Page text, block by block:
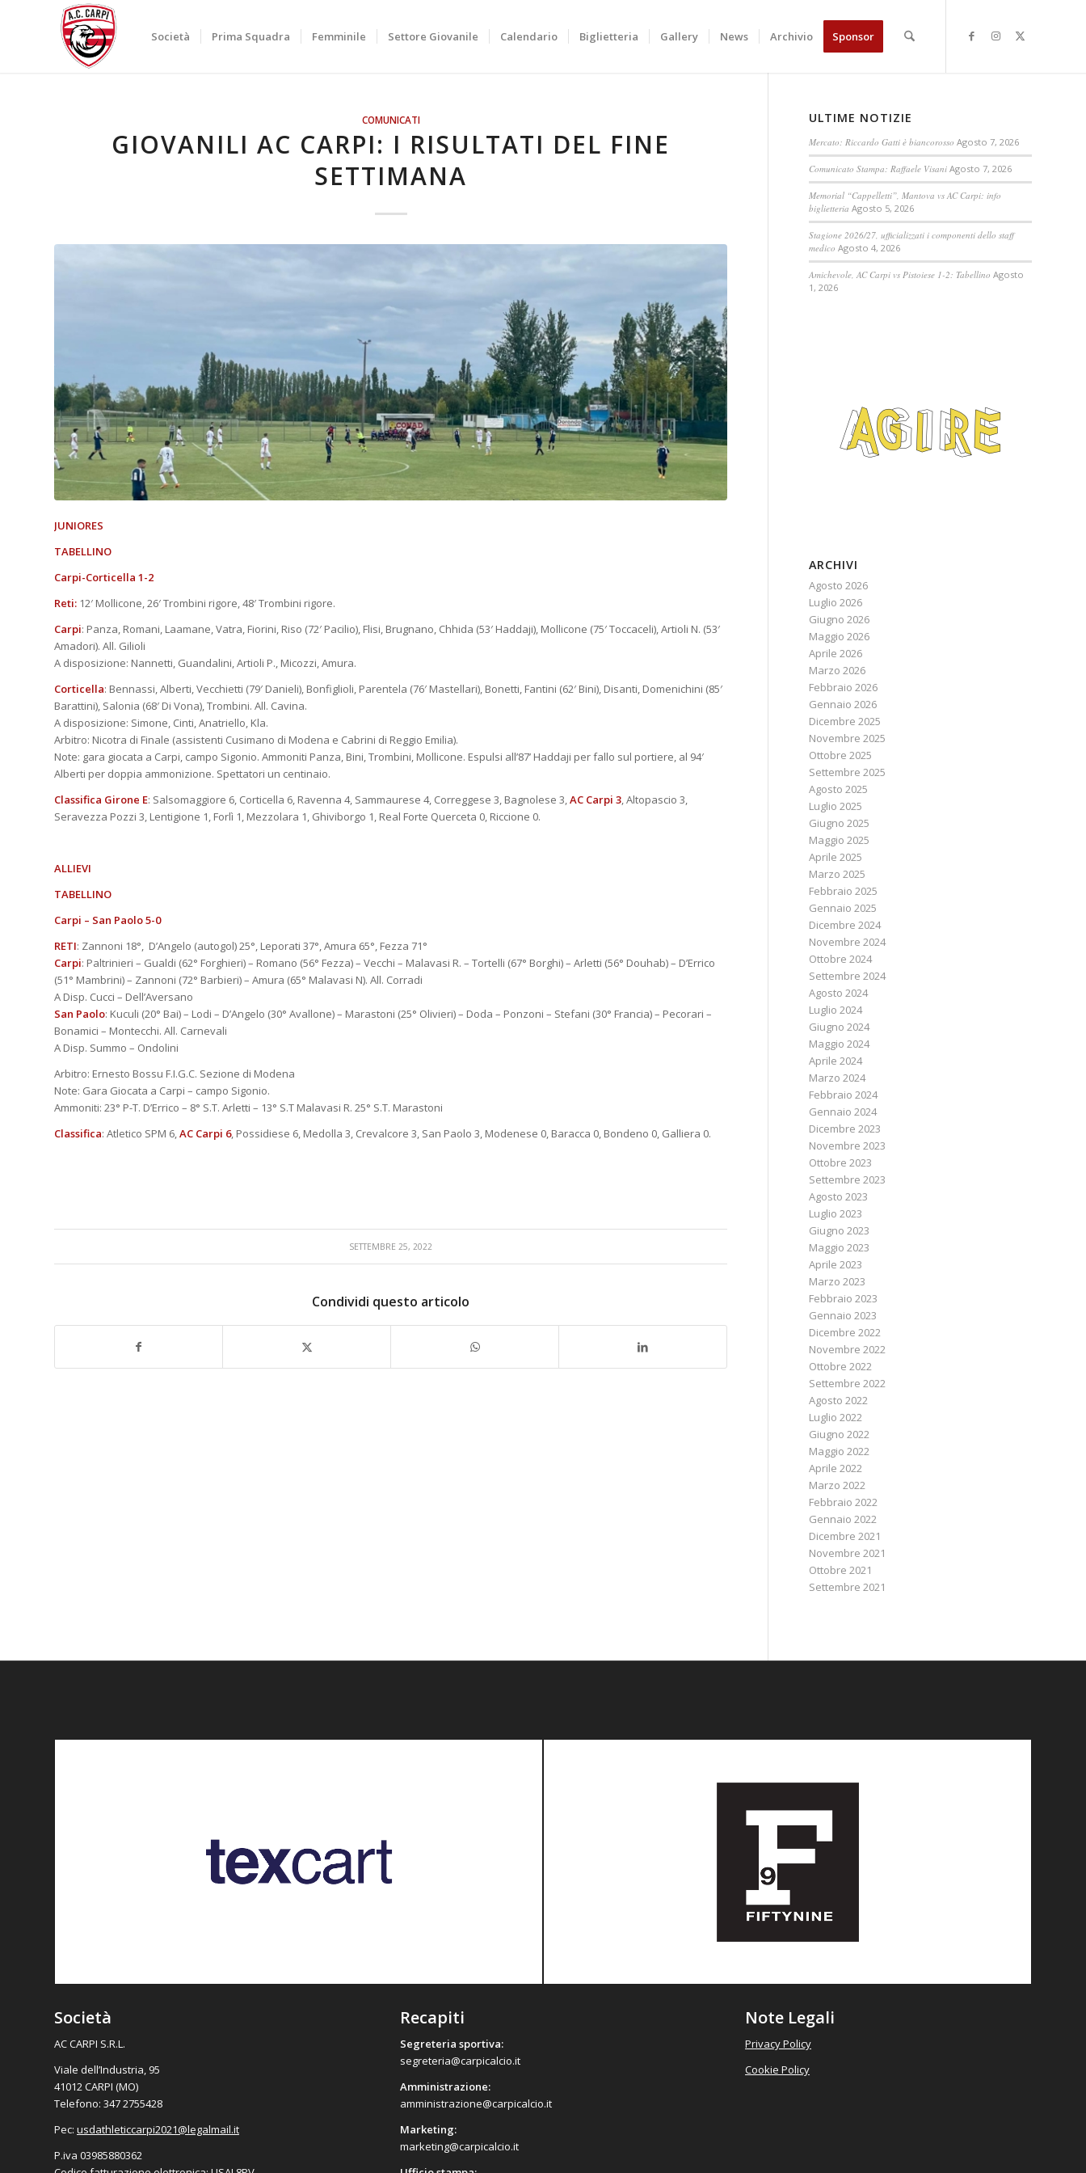
Società Prima Squadra Femminile Settore Giovanile Calendario Biglietteria Gallery News Archivio Sponsor
COMUNICATI
GIOVANILI AC CARPI: I RISULTATI DEL FINE
SETTIMANA
JUNIORES
TABELLINO
Carpi-Corticella 1-2
Reti: 12′ Mollicone, 26′ Trombini rigore, 48′ Trombini rigore.
Carpi: Panza, Romani, Laamane, Vatra, Fiorini, Riso (72′ Pacilio), Flisi, Brugnano, Chhida (53′ Haddaji), Mollicone (75′ Toccaceli), Artioli N. (53′
Amadori). All. Gilioli
A disposizione: Nannetti, Guandalini, Artioli P., Micozzi, Amura.
Corticella: Bennassi, Alberti, Vecchietti (79′ Danieli), Bonfiglioli, Parentela (76′ Mastellari), Bonetti, Fantini (62′ Bini), Disanti, Domenichini (85′
Barattini), Salonia (68′ Di Vona), Trombini. All. Cavina.
A disposizione: Simone, Cinti, Anatriello, Kla.
Arbitro: Nicotra di Finale (assistenti Cusimano di Modena e Cabrini di Reggio Emilia).
Note: gara giocata a Carpi, campo Sigonio. Ammoniti Panza, Bini, Trombini, Mollicone. Espulsi all’87’ Haddaji per fallo sul portiere, al 94′
Alberti per doppia ammonizione. Spettatori un centinaio.
Classifica Girone E: Salsomaggiore 6, Corticella 6, Ravenna 4, Sammaurese 4, Correggese 3, Bagnolese 3,AC Carpi 3, Altopascio 3,
Seravezza Pozzi 3, Lentigione 1, Forlì 1, Mezzolara 1, Ghiviborgo 1, Real Forte Querceta 0, Riccione 0.
ALLIEVI
TABELLINO
Carpi – San Paolo 5-0
RETI: Zannoni 18°, D’Angelo (autogol) 25°, Leporati 37°, Amura 65°, Fezza 71°
Carpi: Paltrinieri – Gualdi (62° Forghieri) – Romano (56° Fezza) – Vecchi – Malavasi R. – Tortelli (67° Borghi) – Arletti (56° Douhab) – D’Errico
(51° Mambrini) – Zannoni (72° Barbieri) – Amura (65° Malavasi N). All. Corradi
A Disp. Cucci – Dell’Aversano
San Paolo: Kuculi (20° Bai) – Lodi – D’Angelo (30° Avallone) – Marastoni (25° Olivieri) – Doda – Ponzoni – Stefani (30° Francia) – Pecorari –
Bonamici – Montecchi. All. Carnevali
A Disp. Summo – Ondolini
Arbitro: Ernesto Bossu F.I.G.C. Sezione di Modena
Note: Gara Giocata a Carpi – campo Sigonio.
Ammoniti: 23° P-T. D’Errico – 8° S.T. Arletti – 13° S.T Malavasi R. 25° S.T. Marastoni
Classifica: Atletico SPM 6,AC Carpi 6, Possidiese 6, Medolla 3, Crevalcore 3, San Paolo 3, Modenese 0, Baracca 0, Bondeno 0, Galliera 0.
SETTEMBRE 25, 2022
Condividi questo articolo
ULTIME NOTIZIE
Mercato: Riccardo Gatti è biancorosso Agosto 7, 2026
Comunicato Stampa: Raffaele Visani Agosto 7, 2026
Memorial “Cappelletti”, Mantova vs AC Carpi: info
biglietteria Agosto 5, 2026
Stagione 2026/27, ufficializzati i componenti dello staff
medico Agosto 4, 2026
Amichevole, AC Carpi vs Pistoiese 1-2: Tabellino Agosto
1, 2026
ARCHIVI
Agosto 2026
Luglio 2026
Giugno 2026
Maggio 2026
Aprile 2026
Marzo 2026
Febbraio 2026
Gennaio 2026
Dicembre 2025
Novembre 2025
Ottobre 2025
Settembre 2025
Agosto 2025
Luglio 2025
Giugno 2025
Maggio 2025
Aprile 2025
Marzo 2025
Febbraio 2025
Gennaio 2025
Dicembre 2024
Novembre 2024
Ottobre 2024
Settembre 2024
Agosto 2024
Luglio 2024
Giugno 2024
Maggio 2024
Aprile 2024
Marzo 2024
Febbraio 2024
Gennaio 2024
Dicembre 2023
Novembre 2023
Ottobre 2023
Settembre 2023
Agosto 2023
Luglio 2023
Giugno 2023
Maggio 2023
Aprile 2023
Marzo 2023
Febbraio 2023
Gennaio 2023
Dicembre 2022
Novembre 2022
Ottobre 2022
Settembre 2022
Agosto 2022
Luglio 2022
Giugno 2022
Maggio 2022
Aprile 2022
Marzo 2022
Febbraio 2022
Gennaio 2022
Dicembre 2021
Novembre 2021
Ottobre 2021
Settembre 2021
Società
AC CARPI S.R.L.
Viale dell’Industria, 95
41012 CARPI (MO)
Telefono: 347 2755428
Pec: usdathleticcarpi2021@legalmail.it
P.iva 03985880362
Recapiti
Segreteria sportiva:
segreteria@carpicalcio.it
Amministrazione:
amministrazione@carpicalcio.it
Marketing:
marketing@carpicalcio.it
Note Legali
Privacy Policy
Cookie Policy